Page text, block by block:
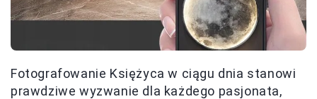
Fotografowanie Księżyca w ciągu dnia stanowi
prawdziwe wyzwanie dla każdego pasjonata,